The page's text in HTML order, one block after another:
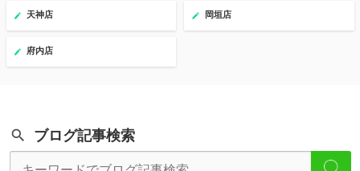
天神店 岡垣店
府内店
ブログ記事検索